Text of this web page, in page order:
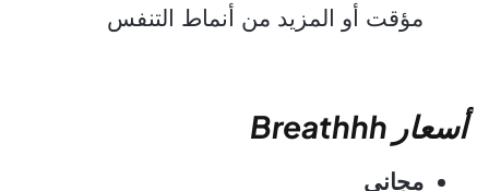
مؤقت أو المزيد من أنماط التنفس
أسعار Breathhh
مجاني